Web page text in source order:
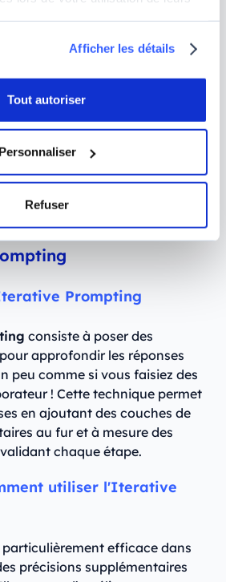
Afficher les détails
Tout autoriser
Personnaliser
Refuser
Prompting
consiste à poser des
approfondir les réponses
peu comme si vous faisiez des
! Cette technique permet
en ajoutant des couches de
au fur et à mesure des
chaque étape.
utiliser l'Iterative
efficace dans
précisions supplémentaires